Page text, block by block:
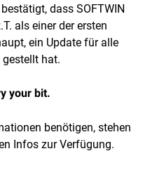
dass SOFTWIN
als einer der ersten
ein Update für alle
hat.
your bit.
benötigen, stehen
Infos zur Verfügung.